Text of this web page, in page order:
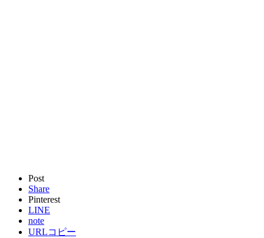
Post
Share
Pinterest
LINE
note
URLコピー